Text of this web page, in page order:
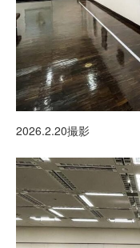
2026.2.20撮影